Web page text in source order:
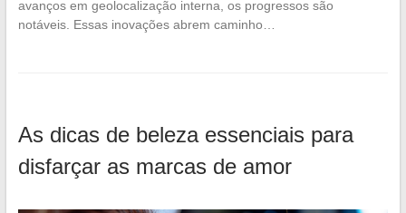
avanços em geolocalização interna, os progressos são
notáveis. Essas inovações abrem caminho…
As dicas de beleza essenciais para
disfarçar as marcas de amor